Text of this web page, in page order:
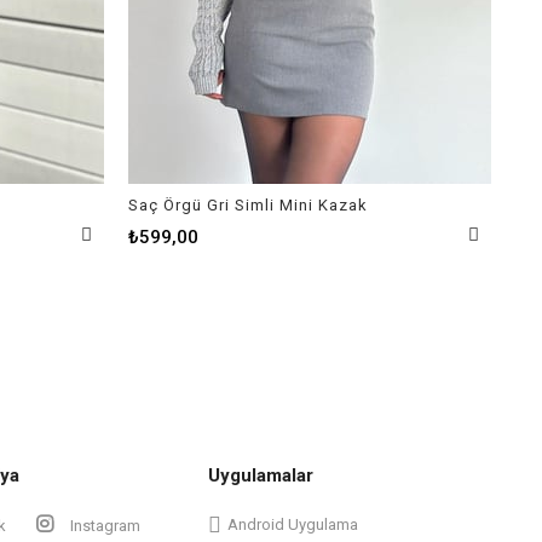
Saç Örgü Gri Simli Mini Kazak
₺599,00
Instagram
Uygulamalar
Android Uygulama